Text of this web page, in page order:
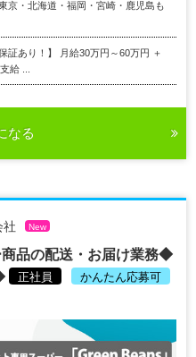
・北海道・福岡・宮崎・鹿児島も
証あり！】 月給30万円～60万円 ＋
給 ...
なる
社 New
品の配送・お届け業務◆
正社員 かんたん応募可